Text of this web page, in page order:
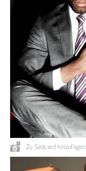
Zu Sedcard hinzufügen